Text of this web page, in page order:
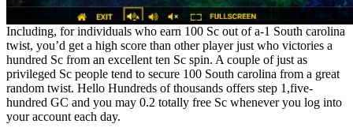
Including, for individuals who earn 100 Sc out of a-1 South carolina
twist, you’d get a high score than other player just who victories a
hundred Sc from an excellent ten Sc spin. A couple of just as
privileged Sc people tend to secure 100 South carolina from a great
random twist. Hello Hundreds of thousands offers step 1,five-
hundred GC and you may 0.2 totally free Sc whenever you log into
your account each day.